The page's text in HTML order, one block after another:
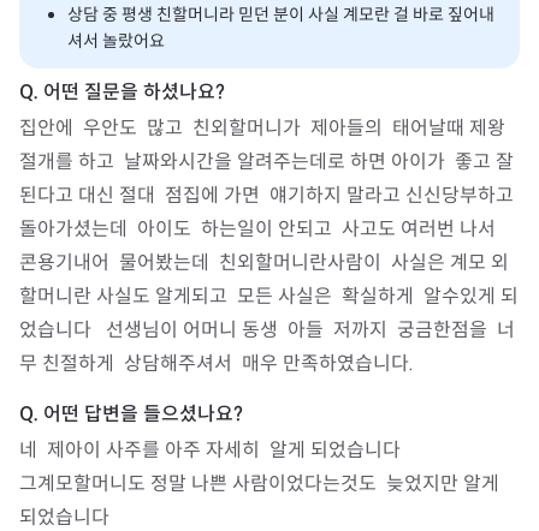
상담 중 평생 친할머니라 믿던 분이 사실 계모란 걸 바로 짚어내
셔서 놀랐어요
집안에  우안도  많고  친외할머니가  제아들의  태어날때 제왕
절개를 하고  날짜와시간을 알려주는데로 하면 아이가  좋고 잘
된다고 대신 절대  점집에 가면  얘기하지 말라고 신신당부하고
돌아가셨는데  아이도  하는일이 안되고  사고도 여러번 나서
콘용기내어  물어봤는데  친외할머니란사람이  사실은 계모 외
할머니란 사실도 알게되고  모든 사실은  확실하게  알수있게 되
었습니다   선생님이 어머니 동생  아들  저까지  궁금한점을  너
무 친절하게  상담해주셔서  매우 만족하였습니다.
네  제아이 사주를 아주 자세히  알게 되었습니다
그계모할머니도 정말 나쁜 사람이었다는것도  늦었지만 알게
되었습니다